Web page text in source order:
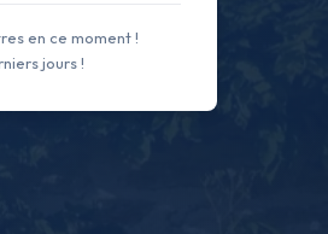
en ce moment !
jours !